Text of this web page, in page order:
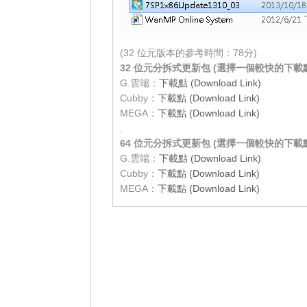
(32 位元版本的參考時間：78分)
32 位元分拆式更新包 (選擇一個較快的下載
G.雲端： 下載點 (Download Link)
Cubby： 下載點 (Download Link)
MEGA： 下載點 (Download Link)
64 位元分拆式更新包 (選擇一個較快的下載
G.雲端： 下載點 (Download Link)
Cubby： 下載點 (Download Link)
MEGA： 下載點 (Download Link)